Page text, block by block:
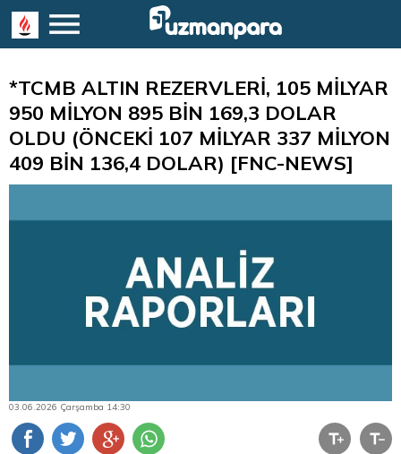
*TCMB ALTIN REZERVLERİ, 105 MİLYAR
950 MİLYON 895 BİN 169,3 DOLAR
OLDU (ÖNCEKİ 107 MİLYAR 337 MİLYON
409 BİN 136,4 DOLAR) [FNC-NEWS]
03.06.2026 Çarşamba 14:30